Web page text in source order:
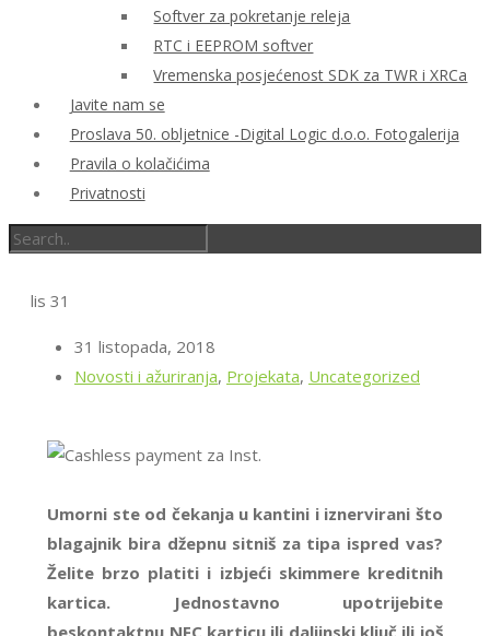
Softver za pokretanje releja
RTC i EEPROM softver
Vremenska posjećenost SDK za TWR i XRCa
Javite nam se
Proslava 50. obljetnice -Digital Logic d.o.o. Fotogalerija
Pravila o kolačićima
Privatnosti
lis 31
31 listopada, 2018
Novosti i ažuriranja, Projekata, Uncategorized
Umorni ste od čekanja u kantini i iznervirani što
blagajnik bira džepnu sitniš za tipa ispred vas?
Želite brzo platiti i izbjeći skimmere kreditnih
kartica. Jednostavno upotrijebite
beskontaktnu NFC karticu ili daljinski ključ ili još